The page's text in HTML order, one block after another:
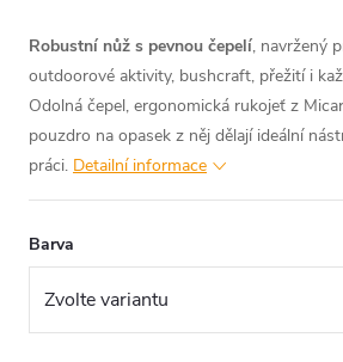
Robustní nůž s pevnou čepelí, navržený
outdoorové aktivity, bushcraft, přežití i
Odolná čepel, ergonomická rukojeť z
pouzdro na opasek z něj dělají ideální
práci. Detailní informace
Barva